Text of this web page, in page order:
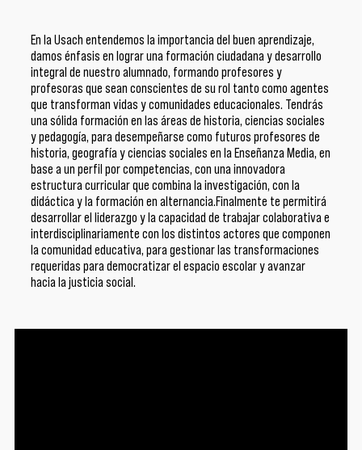
En la Usach entendemos la importancia del buen aprendizaje,
damos énfasis en lograr una formación ciudadana y desarrollo
integral de nuestro alumnado, formando profesores y
profesoras que sean conscientes de su rol tanto como agentes
que transforman vidas y comunidades educacionales. Tendrás
una sólida formación en las áreas de historia, ciencias sociales
y pedagogía, para desempeñarse como futuros profesores de
historia, geografía y ciencias sociales en la Enseñanza Media, en
base a un perfil por competencias, con una innovadora
estructura curricular que combina la investigación, con la
didáctica y la formación en alternancia.Finalmente te permitirá
desarrollar el liderazgo y la capacidad de trabajar colaborativa e
interdisciplinariamente con los distintos actores que componen
la comunidad educativa, para gestionar las transformaciones
requeridas para democratizar el espacio escolar y avanzar
hacia la justicia social.